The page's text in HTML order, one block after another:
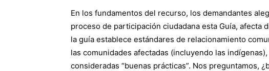
En los fundamentos del recurso, los demandantes
proceso de participación ciudadana esta Guía, afecta
la guía establece estándares de relacionamiento
las comunidades afectadas (incluyendo las
consideradas “buenas prácticas”. Nos preguntamos,